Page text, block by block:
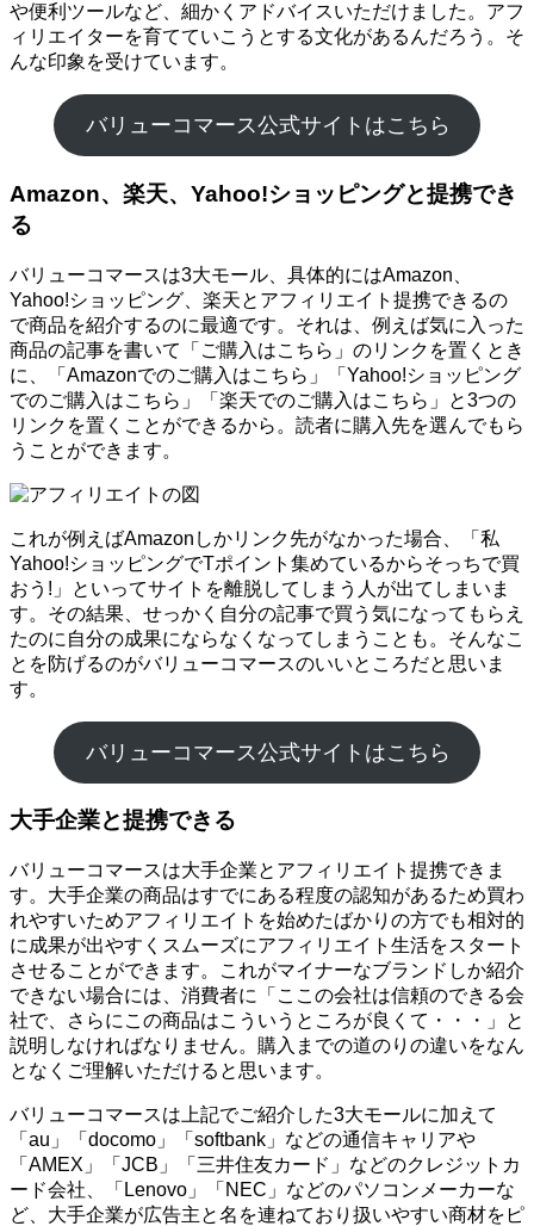
や便利ツールなど、細かくアドバイスいただけました。アフ
ィリエイターを育てていこうとする文化があるんだろう。そ
んな印象を受けています。
バリューコマース公式サイトはこちら
Amazon、楽天、Yahoo!ショッピングと提携でき
る
バリューコマースは3大モール、具体的にはAmazon、
Yahoo!ショッピング、楽天とアフィリエイト提携できるの
で商品を紹介するのに最適です。それは、例えば気に入った
商品の記事を書いて「ご購入はこちら」のリンクを置くとき
に、「Amazonでのご購入はこちら」「Yahoo!ショッピング
でのご購入はこちら」「楽天でのご購入はこちら」と3つの
リンクを置くことができるから。読者に購入先を選んでもら
うことができます。
これが例えばAmazonしかリンク先がなかった場合、「私
Yahoo!ショッピングでTポイント集めているからそっちで買
おう!」といってサイトを離脱してしまう人が出てしまいま
す。その結果、せっかく自分の記事で買う気になってもらえ
たのに自分の成果にならなくなってしまうことも。そんなこ
とを防げるのがバリューコマースのいいところだと思いま
す。
バリューコマース公式サイトはこちら
大手企業と提携できる
バリューコマースは大手企業とアフィリエイト提携できま
す。大手企業の商品はすでにある程度の認知があるため買わ
れやすいためアフィリエイトを始めたばかりの方でも相対的
に成果が出やすくスムーズにアフィリエイト生活をスタート
させることができます。これがマイナーなブランドしか紹介
できない場合には、消費者に「ここの会社は信頼のできる会
社で、さらにこの商品はこういうところが良くて・・・」と
説明しなければなりません。購入までの道のりの違いをなん
となくご理解いただけると思います。
バリューコマースは上記でご紹介した3大モールに加えて
「au」「docomo」「softbank」などの通信キャリアや
「AMEX」「JCB」「三井住友カード」などのクレジットカ
ード会社、「Lenovo」「NEC」などのパソコンメーカーな
ど、大手企業が広告主と名を連ねており扱いやすい商材をピ